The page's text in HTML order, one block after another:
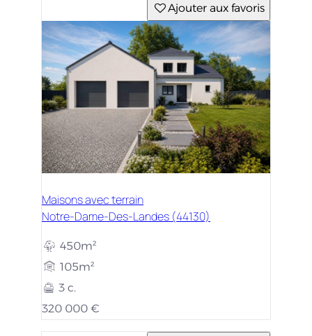
Ajouter aux favoris
Maisons avec terrain
Notre-Dame-Des-Landes (44130)
450m²
105m²
3 c.
320 000 €